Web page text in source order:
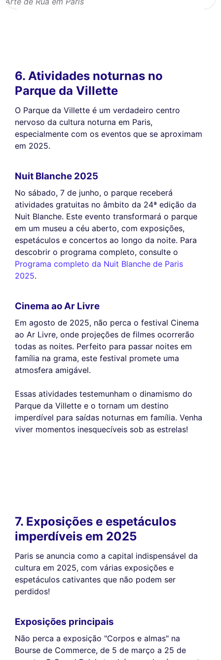
6. Atividades noturnas no
Parque da Villette
O Parque da Villette é um verdadeiro centro
nervoso da cultura noturna em Paris,
especialmente com os eventos que se aproximam
em 2025.
Nuit Blanche 2025
No sábado, 7 de junho, o parque receberá
atividades gratuitas no âmbito da 24ª edição da
Nuit Blanche. Este evento transformará o parque
em um museu a céu aberto, com exposições,
espetáculos e concertos ao longo da noite. Para
descobrir o programa completo, consulte o
Programa completo da Nuit Blanche de Paris
2025.
Cinema ao Ar Livre
Em agosto de 2025, não perca o festival Cinema
ao Ar Livre, onde projeções de filmes ocorrerão
todas as noites. Perfeito para passar noites em
família na grama, este festival promete uma
atmosfera amigável.
Essas atividades testemunham o dinamismo do
Parque da Villette e o tornam um destino
imperdível para saídas noturnas em família. Venha
viver momentos inesquecíveis sob as estrelas!
7. Exposições e espetáculos
imperdíveis em 2025
Paris se anuncia como a capital indispensável da
cultura em 2025, com várias exposições e
espetáculos cativantes que não podem ser
perdidos!
Exposições principais
Não perca a exposição "Corpos e almas" na
Bourse de Commerce, de 5 de março a 25 de